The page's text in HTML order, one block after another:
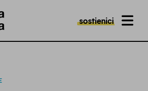
sostienici MENU